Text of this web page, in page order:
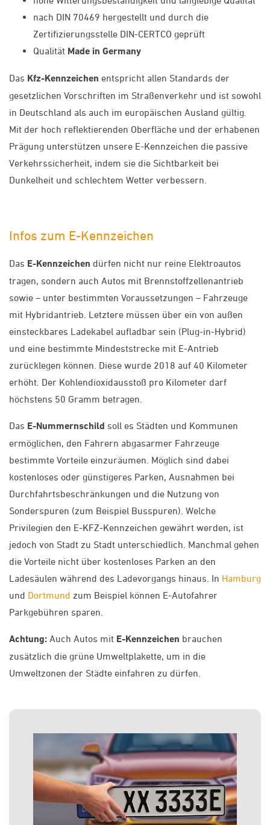
nach DIN 70469 hergestellt und durch die
Zertifizierungsstelle DIN-CERTCO geprüft
Qualität Made in Germany
Das Kfz-Kennzeichen entspricht allen Standards der
gesetzlichen Vorschriften im Straßenverkehr und ist sowohl
in Deutschland als auch im europäischen Ausland gültig.
Mit der hoch reflektierenden Oberfläche und der erhabenen
Prägung unterstützen unsere E-Kennzeichen die passive
Verkehrssicherheit, indem sie die Sichtbarkeit bei
Dunkelheit und schlechtem Wetter verbessern.
Infos zum E-Kennzeichen
Das E-Kennzeichen dürfen nicht nur reine Elektroautos
tragen, sondern auch Autos mit Brennstoffzellenantrieb
sowie – unter bestimmten Voraussetzungen – Fahrzeuge
mit Hybridantrieb. Letztere müssen über ein von außen
einsteckbares Ladekabel aufladbar sein (Plug-in-Hybrid)
und eine bestimmte Mindeststrecke mit E-Antrieb
zurücklegen können. Diese wurde 2018 auf 40 Kilometer
erhöht. Der Kohlendioxidausstoß pro Kilometer darf
höchstens 50 Gramm betragen.
Das E-Nummernschild soll es Städten und Kommunen
ermöglichen, den Fahrern abgasarmer Fahrzeuge
bestimmte Vorteile einzuräumen. Möglich sind dabei
kostenloses oder günstigeres Parken, Ausnahmen bei
Durchfahrtsbeschränkungen und die Nutzung von
Sonderspuren (zum Beispiel Busspuren). Welche
Privilegien den E-KFZ-Kennzeichen gewährt werden, ist
jedoch von Stadt zu Stadt unterschiedlich. Manchmal gehen
die Vorteile nicht über kostenloses Parken an den
Ladesäulen während des Ladevorgangs hinaus. In Hamburg
und Dortmund zum Beispiel können E-Autofahrer
Parkgebühren sparen.
Achtung: Auch Autos mit E-Kennzeichen brauchen
zusätzlich die grüne Umweltplakette, um in die
Umweltzonen der Städte einfahren zu dürfen.